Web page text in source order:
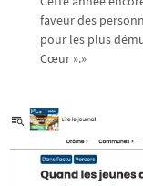
faveur des
pour les plus
Cœur ».»